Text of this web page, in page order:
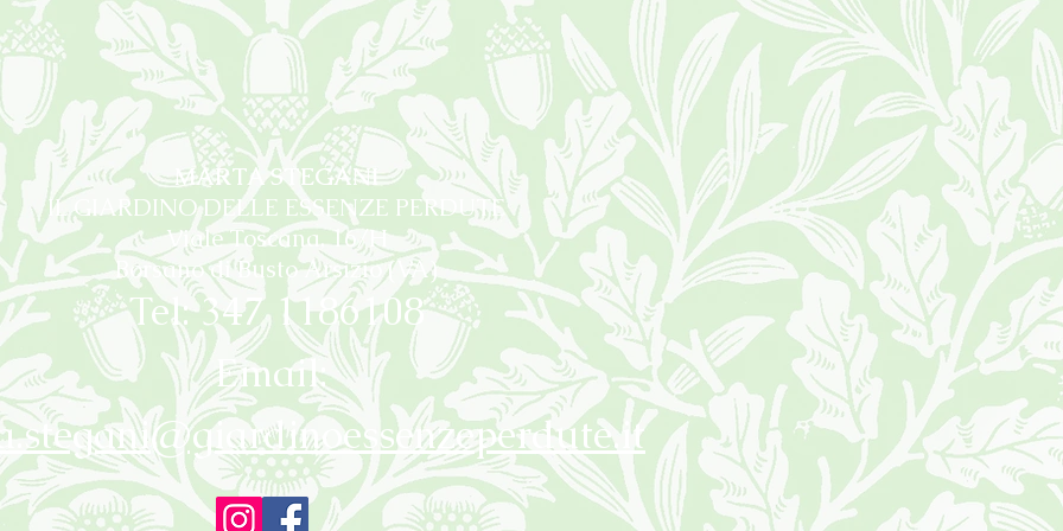
MARTA STEGANI
IL GIARDINO DELLE ESSENZE PERDUTE
Viale Toscana, 16/H
Borsano di Busto Arsizio (VA)
Tel: 347 1186108
Email: